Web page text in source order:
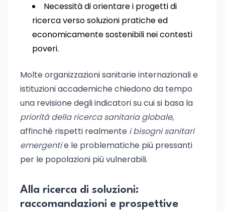
Necessità di orientare i progetti di
ricerca verso soluzioni pratiche ed
economicamente sostenibili nei contesti
poveri.
Molte organizzazioni sanitarie internazionali e
istituzioni accademiche chiedono da tempo
una revisione degli indicatori su cui si basa la
priorità della ricerca sanitaria globale,
affinché rispetti realmente i bisogni sanitari
emergentie le problematiche più pressanti
per le popolazioni più vulnerabili.
Alla ricerca di soluzioni:
raccomandazioni e prospettive